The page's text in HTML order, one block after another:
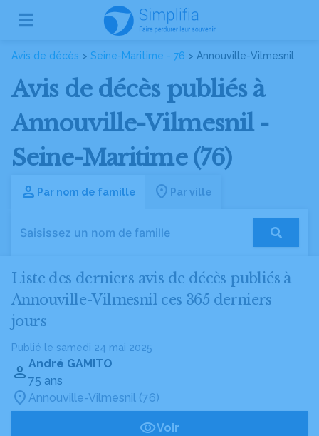
Avis de décès > Seine-Maritime - 76 > Annouville-Vilmesnil
Avis de décès publiés à
Annouville-Vilmesnil -
Seine-Maritime (76)
Par nom de famille Par ville
Liste des derniers avis de décès publiés à
Annouville-Vilmesnil ces 365 derniers
jours
Publié le samedi 24 mai 2025
André GAMITO
75 ans
Annouville-Vilmesnil (76)
Voir